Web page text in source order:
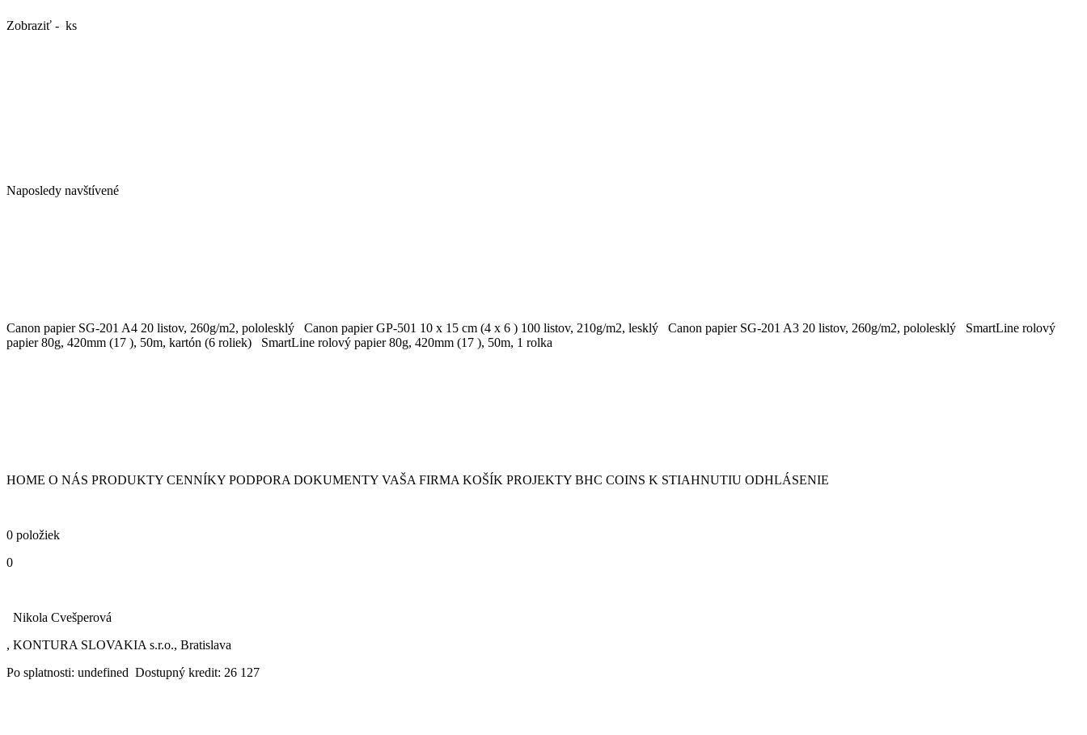
Zobraziť - ks
Naposledy navštívené
Canon papier SG-201 A4 20 listov, 260g/m2, pololesklý Canon papier GP-501 10 x 15 cm (4 x 6 ) 100 listov, 210g/m2, lesklý Canon papier SG-201 A3 20 listov, 260g/m2, pololesklý SmartLine rolový
papier 80g, 420mm (17 ), 50m, kartón (6 roliek) SmartLine rolový papier 80g, 420mm (17 ), 50m, 1 rolka
HOME O NÁS PRODUKTY CENNÍKY PODPORA DOKUMENTY VAŠA FIRMA KOŠÍK PROJEKTY BHC COINS K STIAHNUTIU ODHLÁSENIE
0 položiek
0
Nikola Cvešperová
, KONTURA SLOVAKIA s.r.o., Bratislava
Po splatnosti: undefined Dostupný kredit: 26 127